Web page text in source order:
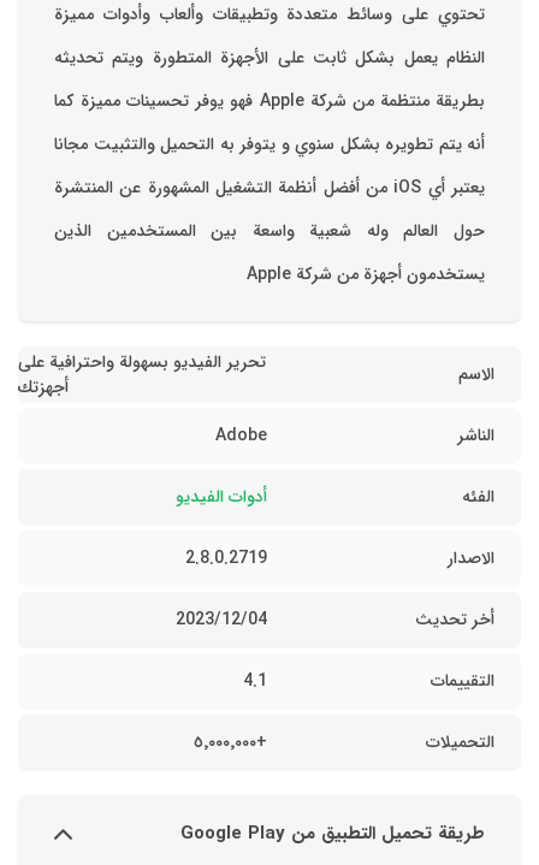
تحتوي على وسائط متعددة وتطبيقات وألعاب وأدوات مميزة
‏النظام يعمل بشكل ثابت على الأجهزة المتطورة ويتم تحديثه
بطريقة منتظمة من شركة Apple فهو يوفر تحسينات مميزة كما
أنه يتم تطويره بشكل سنوي و يتوفر به التحميل والتثبيت مجانا
‏يعتبر أي iOS من أفضل أنظمة التشغيل المشهورة عن المنتشرة
حول العالم وله شعبية واسعة بين المستخدمين الذين
يستخدمون أجهزة من شركة Apple
الاسم
تحرير الفيديو بسهولة واحترافية على
أجهزتك
الناشر
Adobe
الفئه أدوات الفيديو
الاصدار 2.8.0.2719
أخر تحديث 04‏/12‏/2023
التقييمات 4.1
التحميلات +٥٬٠٠٠٬٠٠٠
طريقة تحميل التطبيق من Google Play